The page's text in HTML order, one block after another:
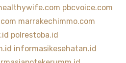
pbcvoice.com
marrakechimmo.com
polrestoba.id
informasikesehatan.id